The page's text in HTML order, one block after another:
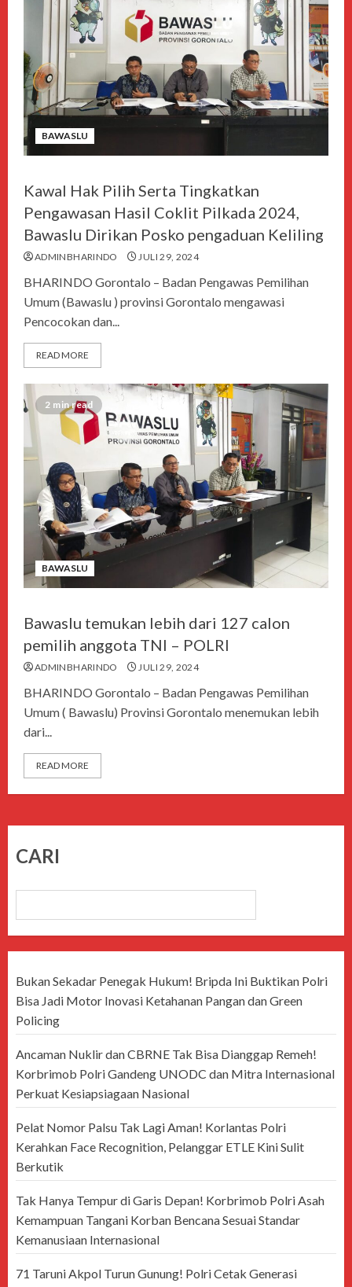
BAWASLU
Kawal Hak Pilih Serta Tingkatkan
Pengawasan Hasil Coklit Pilkada 2024,
Bawaslu Dirikan Posko pengaduan Keliling
ADMINBHARINDO JULI 29, 2024
BHARINDO Gorontalo – Badan Pengawas Pemilihan
Umum (Bawaslu ) provinsi Gorontalo mengawasi
Pencocokan dan...
READ MORE
2 min read
BAWASLU
Bawaslu temukan lebih dari 127 calon
pemilih anggota TNI – POLRI
ADMINBHARINDO JULI 29, 2024
BHARINDO Gorontalo – Badan Pengawas Pemilihan
Umum ( Bawaslu) Provinsi Gorontalo menemukan lebih
dari...
READ MORE
CARI
Bukan Sekadar Penegak Hukum! Bripda Ini Buktikan Polri
Bisa Jadi Motor Inovasi Ketahanan Pangan dan Green
Policing
Ancaman Nuklir dan CBRNE Tak Bisa Dianggap Remeh!
Korbrimob Polri Gandeng UNODC dan Mitra Internasional
Perkuat Kesiapsiagaan Nasional
Pelat Nomor Palsu Tak Lagi Aman! Korlantas Polri
Kerahkan Face Recognition, Pelanggar ETLE Kini Sulit
Berkutik
Tak Hanya Tempur di Garis Depan! Korbrimob Polri Asah
Kemampuan Tangani Korban Bencana Sesuai Standar
Kemanusiaan Internasional
71 Taruni Akpol Turun Gunung! Polri Cetak Generasi